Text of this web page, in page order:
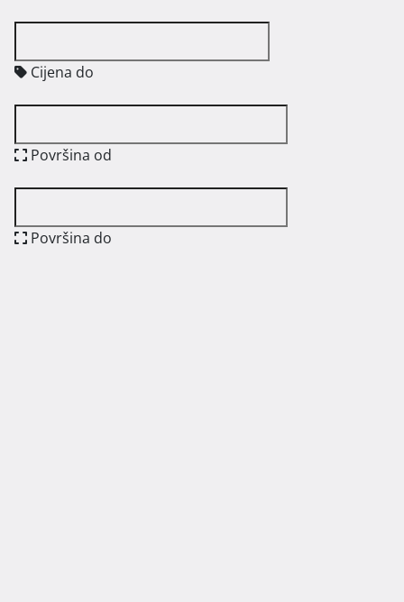
Cijena do
Površina od
Površina do